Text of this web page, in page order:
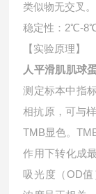
类似物无交叉。
稳定性：2℃-8℃
【实验原理】
人平滑肌肌球
测定标本中指
相抗原，可与
TMB显色。
作用下转化成
吸光度（OD